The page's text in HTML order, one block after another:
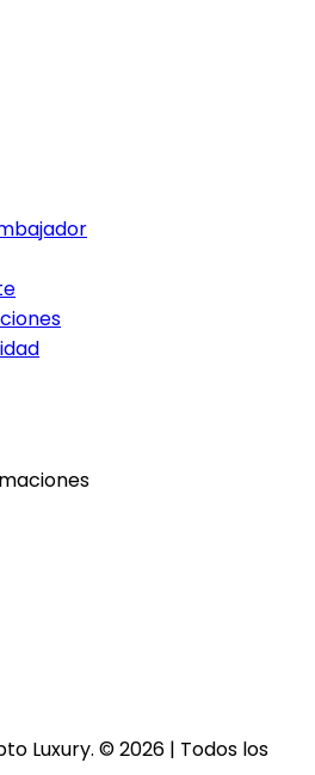
Luxury. ©2026 | Todos los